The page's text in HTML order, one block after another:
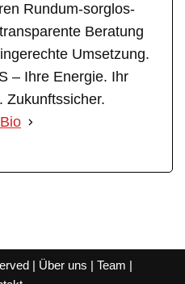
Rundum-sorglos-
Beratung
Umsetzung.
– Ihre Energie. Ihr
Zukunftssicher.
| Über uns | Team |